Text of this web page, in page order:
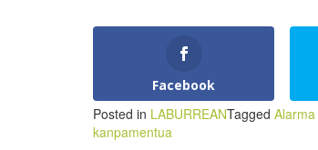
Facebook
Posted in LABURREANTagged
kanpamentua